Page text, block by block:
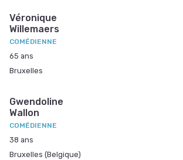
Véronique
Willemaers
COMÉDIENNE
65 ans
Bruxelles
Gwendoline
Wallon
COMÉDIENNE
38 ans
Bruxelles (Belgique)